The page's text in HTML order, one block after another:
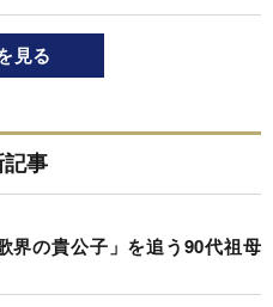
見る
事
の貴公子」を追う90代祖母